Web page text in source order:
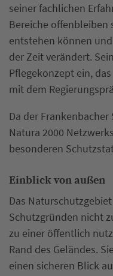
seiner fachlichen
Bereiche offenbleiben
entstehen können
der Zeit verändert.
Pflegekonzept ein,
mit dem
Da der
Natura 2000
besonderen
Einblick von außen
Das
Schutzgründen nicht
zu einer öffentlich
Rand des Geländes.
einen sicheren Blick